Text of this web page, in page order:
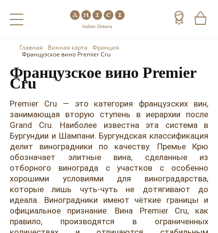
Назад
Холодные напитки
Кофе
Назад
Вино
Игристое вино
Портвейн
Херес
Красные вина
Белые вина
Розовые вина
Назад
Виски
Арманьяк
Текила
Мескаль
Кальвадос
Джин
Главная Винная карта
Франция
Французское вино Premier Cru
Французское вино Premier
Cru
Premier Cru — это категория французских вин,
занимающая вторую ступень в иерархии после
Grand Cru. Наиболее известна эта система в
Бургундии и Шампани. Бургундская классификация
делит виноградники по качеству. Премье Крю
обозначает элитные вина, сделанные из
отборного винограда с участков с особенно
хорошими условиями для виноградарства,
которые лишь чуть-чуть не дотягивают до
идеала. Виноградники имеют чёткие границы и
официальное признание. Вина Premier Cru, как
правило, производятся в ограниченных